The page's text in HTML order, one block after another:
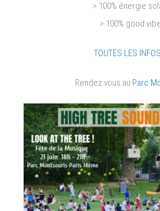
> 100% énergie
> 100% good
TOUTES LES
Rendez vous au Parc